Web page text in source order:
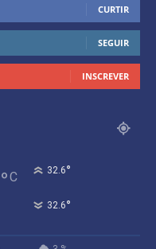
CURTIR
SEGUIR
INSCREVER
°C 32.6°
32.6°